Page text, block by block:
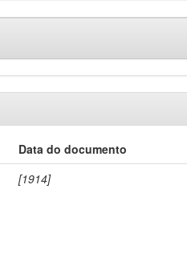
Data do documento
[1914]